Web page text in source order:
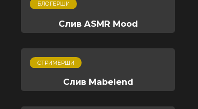
БЛОГЕРШИ
Слив ASMR Mood
СТРИМЕРШИ
Слив Mabelend